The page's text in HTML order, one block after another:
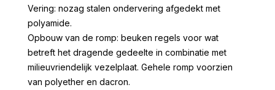
Vering: nozag stalen ondervering afgedekt met
polyamide.
Opbouw van de romp: beuken regels voor wat
betreft het dragende gedeelte in combinatie met
milieuvriendelijk vezelplaat. Gehele romp voorzien
van polyether en dacron.